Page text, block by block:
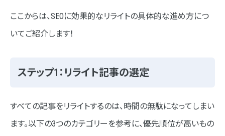
ここからは、SEOに効果的なリライトの具体的な進め方につ
いてご紹介します！
ステップ1：リライト記事の選定
すべての記事をリライトするのは、時間の無駄になってしまい
ます。以下の3つのカテゴリーを参考に、優先順位が高いもの